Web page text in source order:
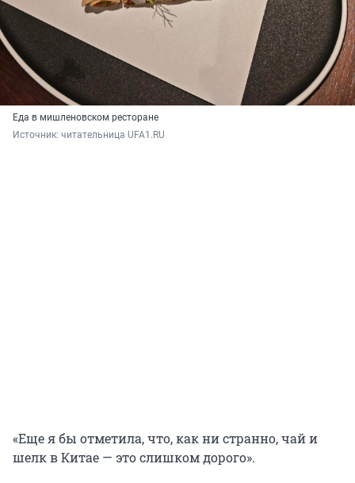
Еда в мишленовском ресторане
Источник: читательница UFA1.RU
«Еще я бы отметила, что, как ни странно, чай и
шелк в Китае — это слишком дорого».